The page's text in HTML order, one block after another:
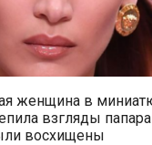
женщина в
взгляды
восхищены